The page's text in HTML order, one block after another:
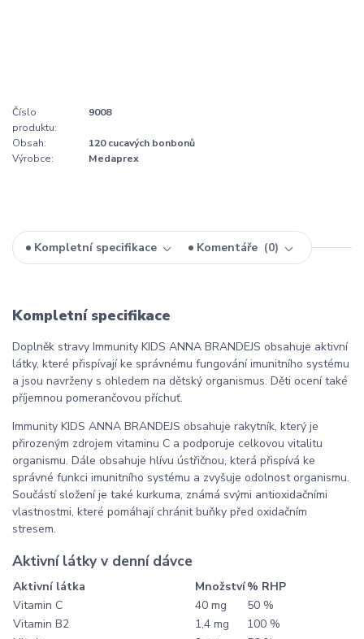
Číslo
produktu:
9008
Obsah:
120 cucavých bonbonů
Výrobce:
Medaprex
Kompletní specifikace Komentáře 0
Kompletní specifikace
Doplněk stravy Immunity KIDS ANNA BRANDEJS obsahuje aktivní
látky, které přispívají ke správnému fungování imunitního systému
a jsou navrženy s ohledem na dětský organismus. Děti ocení také
příjemnou pomerančovou příchuť.
Immunity KIDS ANNA BRANDEJS obsahuje rakytník, který je
přirozeným zdrojem vitaminu C a podporuje celkovou vitalitu
organismu. Dále obsahuje hlívu ústřičnou, která přispívá ke
správné funkci imunitního systému a zvyšuje odolnost organismu.
Součástí složení je také kurkuma, známá svými antioxidačními
vlastnostmi, které pomáhají chránit buňky před oxidačním
stresem.
Aktivní látky v denní dávce
Aktivní látka Množství% RHP
Vitamin C
40 mg
50 %
Vitamin B2
1,4 mg
100 %